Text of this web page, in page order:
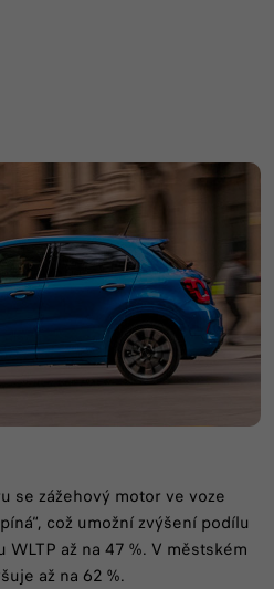
se zážehový motor ve voze
což umožní zvýšení podílu
až na 47 %. V městském
až na 62 %.